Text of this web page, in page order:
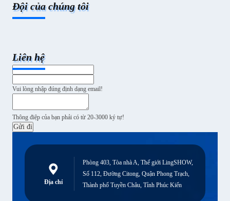
Đội của chúng tôi
Liên hệ
Vui lòng nhập đúng định dạng email!
Thông điệp của bạn phải có từ 20-3000 ký tự!
Gửi đi
Địa chỉ
Phòng 403, Tòa nhà A, Thế giới LingSHOW,
Số 112, Đường Citong, Quận Phong Trạch,
Thành phố Tuyền Châu, Tỉnh Phúc Kiến